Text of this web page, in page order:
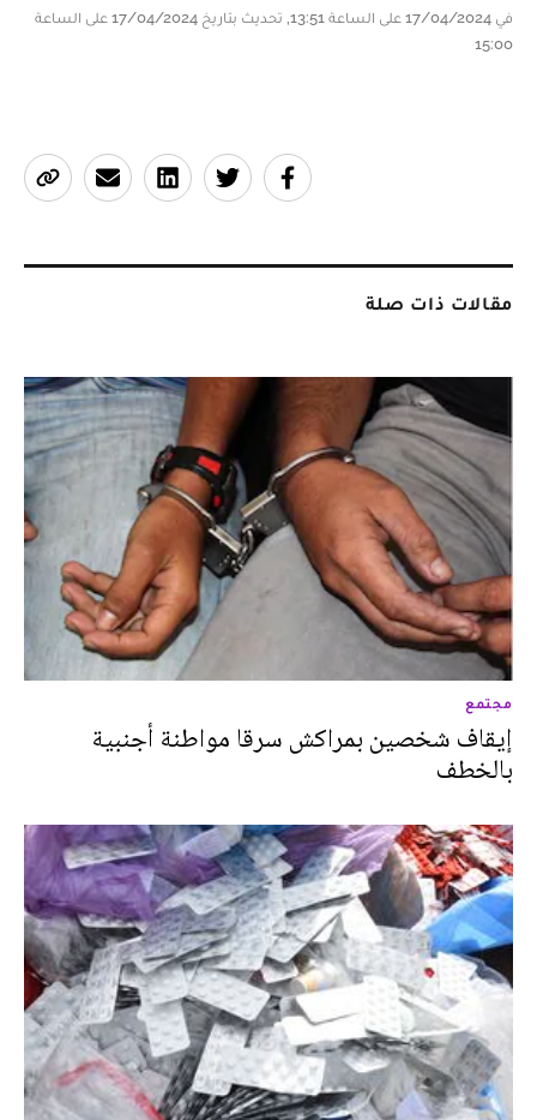
في 17/04/2024 على الساعة 13:51, تحديث بتاريخ 17/04/2024 على الساعة
15:00
مقالات ذات صلة
مجتمع
إيقاف شخصين بمراكش سرقا مواطنة أجنبية
بالخطف